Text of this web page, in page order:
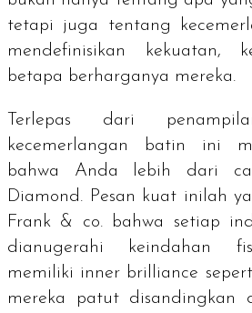
tetapi juga tentang
mendefinisikan kekuatan,
betapa berharganya mereka.
Terlepas dari
kecemerlangan batin ini
bahwa Anda lebih dari
Diamond . Pesan kuat inilah
Frank & co. bahwa setiap
dianugerahi keindahan
memiliki inner brilliance
mereka patut disandingkan